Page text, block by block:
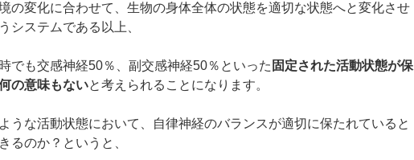
の変化に合わせて、生物の身体全体の状態を適切な状態へと変化させ
システムである以上、
でも交感神経50％、副交感神経50％といった 固定された活動状態が保
の意味もないと考えられることになります。
うな活動状態において、自律神経のバランスが適切に保たれていると
るのか？というと、